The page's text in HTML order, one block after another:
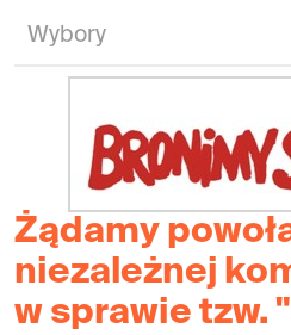
Wybory
Żądamy
niezależnej
w sprawie tzw.